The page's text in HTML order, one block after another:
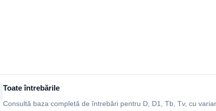
Toate întrebările
Consultă baza completă de întrebări pentru D, D1, Tb, Tv, cu